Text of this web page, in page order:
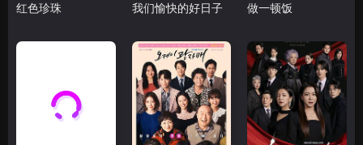
红色珍珠 我们愉快的好日子 做一顿饭